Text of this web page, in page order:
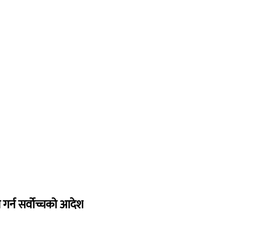
गर्न सर्वोच्चको आदेश